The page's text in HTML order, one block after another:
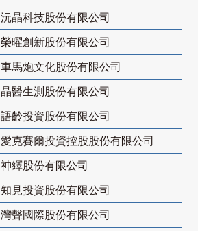
沅晶科技股份有限公司
榮曜創新股份有限公司
車馬炮文化股份有限公司
晶醫生測股份有限公司
語齡投資股份有限公司
愛克賽爾投資控股股份有限公司
神繹股份有限公司
知見投資股份有限公司
灣聲國際股份有限公司